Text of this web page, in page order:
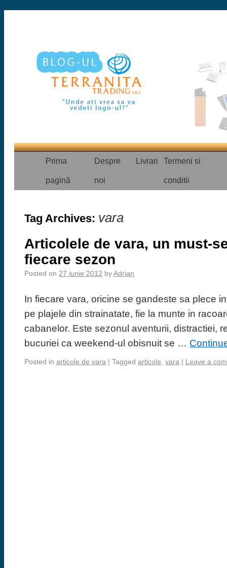
Prima
pagină
Despre
noi
Livrari Termeni si
conditii
Tag Archives: vara
Articolele de vara, un must-
fiecare sezon
Posted on 27 iunie 2012 byAdrian
In fiecare vara, oricine se gandeste sa plece
pe plajele din strainatate, fie la munte in
cabanelor. Este sezonul aventurii, distractiei,
bucuriei ca weekend-ul obisnuit se …
Posted in articole de vara | Tagged articole vara | Leave a